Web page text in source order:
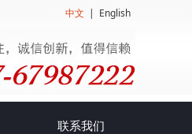
中文 | English
联系我们